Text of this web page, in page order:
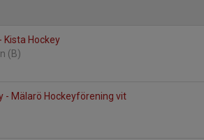
Kista Hockey
(B)
- Mälarö Hockeyförening vit